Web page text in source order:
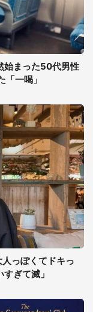
始まった50代男性
一喝」
っぽくてドキっ
ぎて滅」